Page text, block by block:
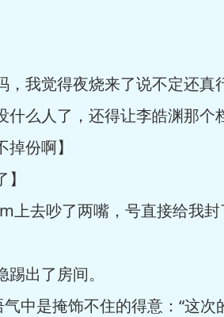
我觉得夜烧来了说不定还真
么人了，还得让李皓渊那个
份啊】
去吵了两嘴，号直接给我封
出了房间。
是掩饰不住的得意：“这次